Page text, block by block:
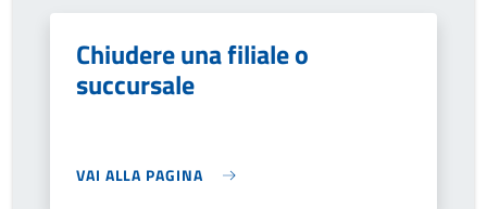
Chiudere una filiale o
succursale
VAI ALLA PAGINA